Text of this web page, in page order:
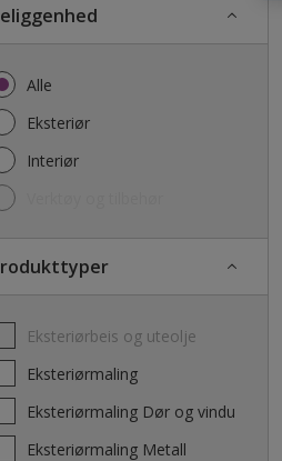
Beliggenhed
Alle
Eksteriør
Interiør
Produkttyper
Eksteriørbeis og uteolje
Eksteriørmaling
Eksteriørmaling Dør og vindu
Eksteriørmaling Metall